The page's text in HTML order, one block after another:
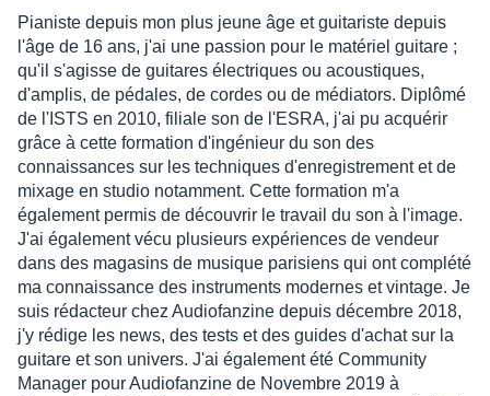
Pianiste depuis mon plus jeune âge et guitariste depuis
l'âge de 16 ans, j'ai une passion pour le matériel guitare ;
qu'il s'agisse de guitares électriques ou acoustiques,
d'amplis, de pédales, de cordes ou de médiators. Diplômé
de l'ISTS en 2010, filiale son de l'ESRA, j'ai pu acquérir
grâce à cette formation d'ingénieur du son des
connaissances sur les techniques d'enregistrement et de
mixage en studio notamment. Cette formation m'a
également permis de découvrir le travail du son à l'image.
J'ai également vécu plusieurs expériences de vendeur
dans des magasins de musique parisiens qui ont complété
ma connaissance des instruments modernes et vintage. Je
suis rédacteur chez Audiofanzine depuis décembre 2018,
j'y rédige les news, des tests et des guides d'achat sur la
guitare et son univers. J'ai également été Community
Manager pour Audiofanzine de Novembre 2019 à